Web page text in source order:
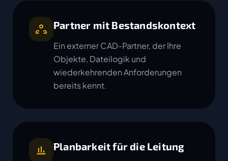
Partner mit Bestandskontext
Ein externer CAD-Partner, der Ihre
Objekte, Dateilogik und
wiederkehrenden Anforderungen
bereits kennt.
Planbarkeit für die Leitung